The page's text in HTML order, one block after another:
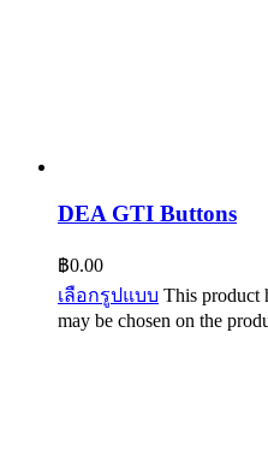
DEA GTI Buttons
฿0.00
เลือกรูปแบบ This product
may be chosen on the